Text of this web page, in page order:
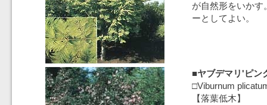
が自然形をいかす
ーとしてよい。
■ヤブデマリ'ピ
□Viburnum
【落葉低木】